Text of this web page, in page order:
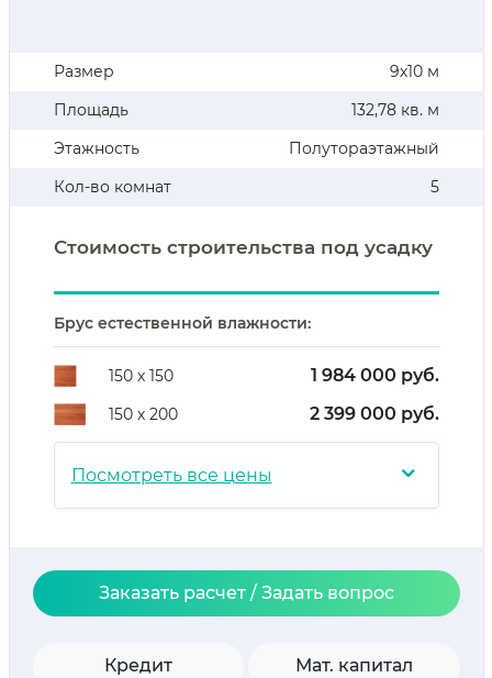
Размер
9х10 м
Площадь
132,78 кв. м
Этажность
Полутораэтажный
Кол-во комнат
5
Стоимость строительства под усадку
Брус естественной влажности:
150 х 150 1 984 000 руб.
150 х 200 2 399 000 руб.
Посмотреть все цены ⌄
Заказать расчет / Задать вопрос
Кредит Мат. капитал